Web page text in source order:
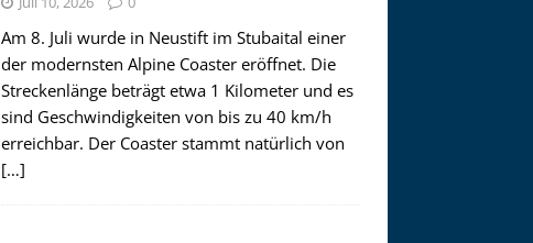
Am 8. Juli wurde in Neustift im Stubaital einer
der modernsten Alpine Coaster eröffnet. Die
Streckenlänge beträgt etwa 1 Kilometer und es
sind Geschwindigkeiten von bis zu 40 km/h
erreichbar. Der Coaster stammt natürlich von
[…]